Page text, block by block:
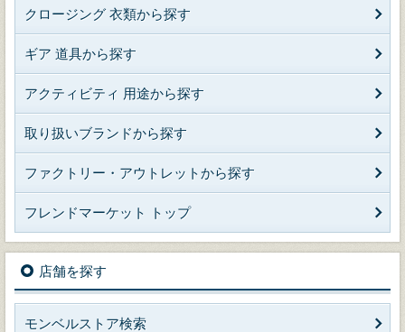
クロージング 衣類から探す
ギア 道具から探す
アクティビティ 用途から探す
取り扱いブランドから探す
ファクトリー・アウトレットから探す
フレンドマーケット トップ
店舗を探す
モンベルストア検索